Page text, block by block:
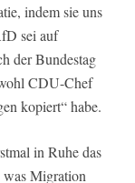
indem sie uns
sei auf
der Bundestag
CDU-Chef
kopiert“ habe.
in Ruhe das
was Migration